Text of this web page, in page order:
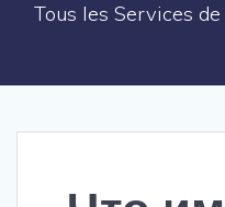
Tous les Services